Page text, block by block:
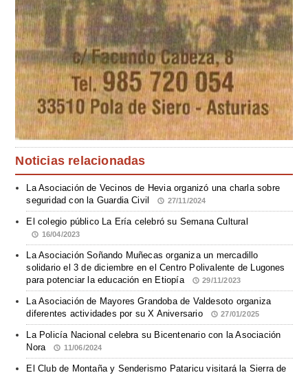
Noticias relacionadas
La Asociación de Vecinos de Hevia organizó una charla sobre
seguridad con la Guardia Civil
27/11/2024
El colegio público La Ería celebró su Semana Cultural
16/04/2023
La Asociación Soñando Muñecas organiza un mercadillo
solidario el 3 de diciembre en el Centro Polivalente de Lugones
para potenciar la educación en Etiopía
29/11/2023
La Asociación de Mayores Grandoba de Valdesoto organiza
diferentes actividades por su X Aniversario
27/01/2025
La Policía Nacional celebra su Bicentenario con la Asociación
Nora
11/06/2024
El Club de Montaña y Senderismo Pataricu visitará la Sierra de